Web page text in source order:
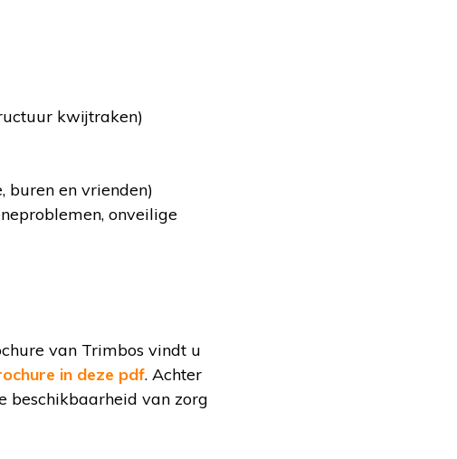
kwijtraken)
buren en vrienden)
onveilige
van Trimbos vindt u
in deze pdf. Achter
beschikbaarheid van zorg